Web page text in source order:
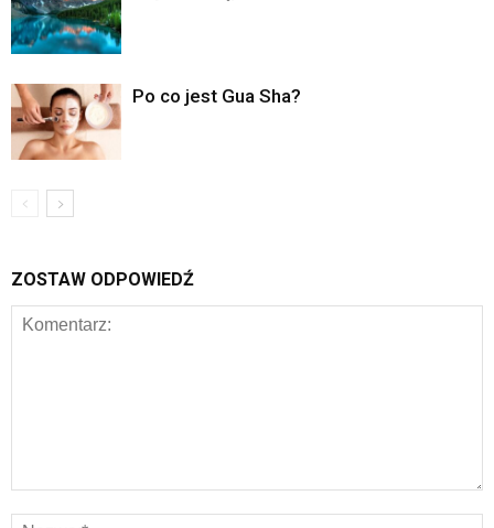
Po co jest Gua Sha?
ZOSTAW ODPOWIEDŹ